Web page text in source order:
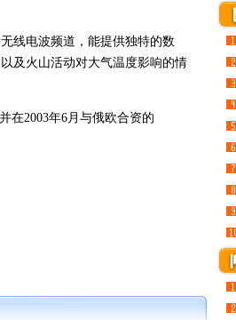
线电波频道，能提供独特的数
及火山活动对大气温度影响的情
2003年6月与俄欧合资的